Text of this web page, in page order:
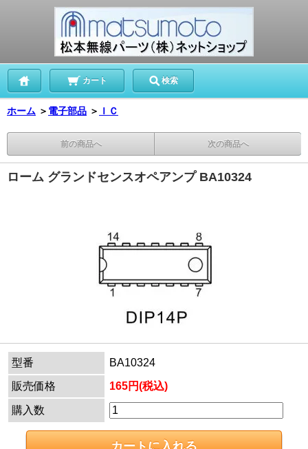
カート 検索
ホーム ＞ 電子部品 ＞ ＩＣ
前の商品へ 次の商品へ
ローム グランドセンスオペアンプ BA10324
型番
BA10324
販売価格
165円(税込)
購入数